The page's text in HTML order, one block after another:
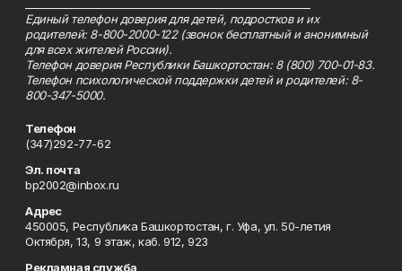
Единый телефон доверия для детей, подростков и их
родителей: 8-800-2000-122 (звонок бесплатный и анонимный
для всех жителей России).
Телефон доверия Республики Башкортостан: 8 (800) 700-01-83.
Телефон психологической поддержки детей и родителей: 8-
800-347-5000.
Телефон
(347)292-77-62
Эл. почта
bp2002@inbox.ru
Адрес
450005, Республика Башкортостан, г. Уфа, ул. 50-летия
Октября, 13, 9 этаж, каб. 912, 923
Рекламная служба